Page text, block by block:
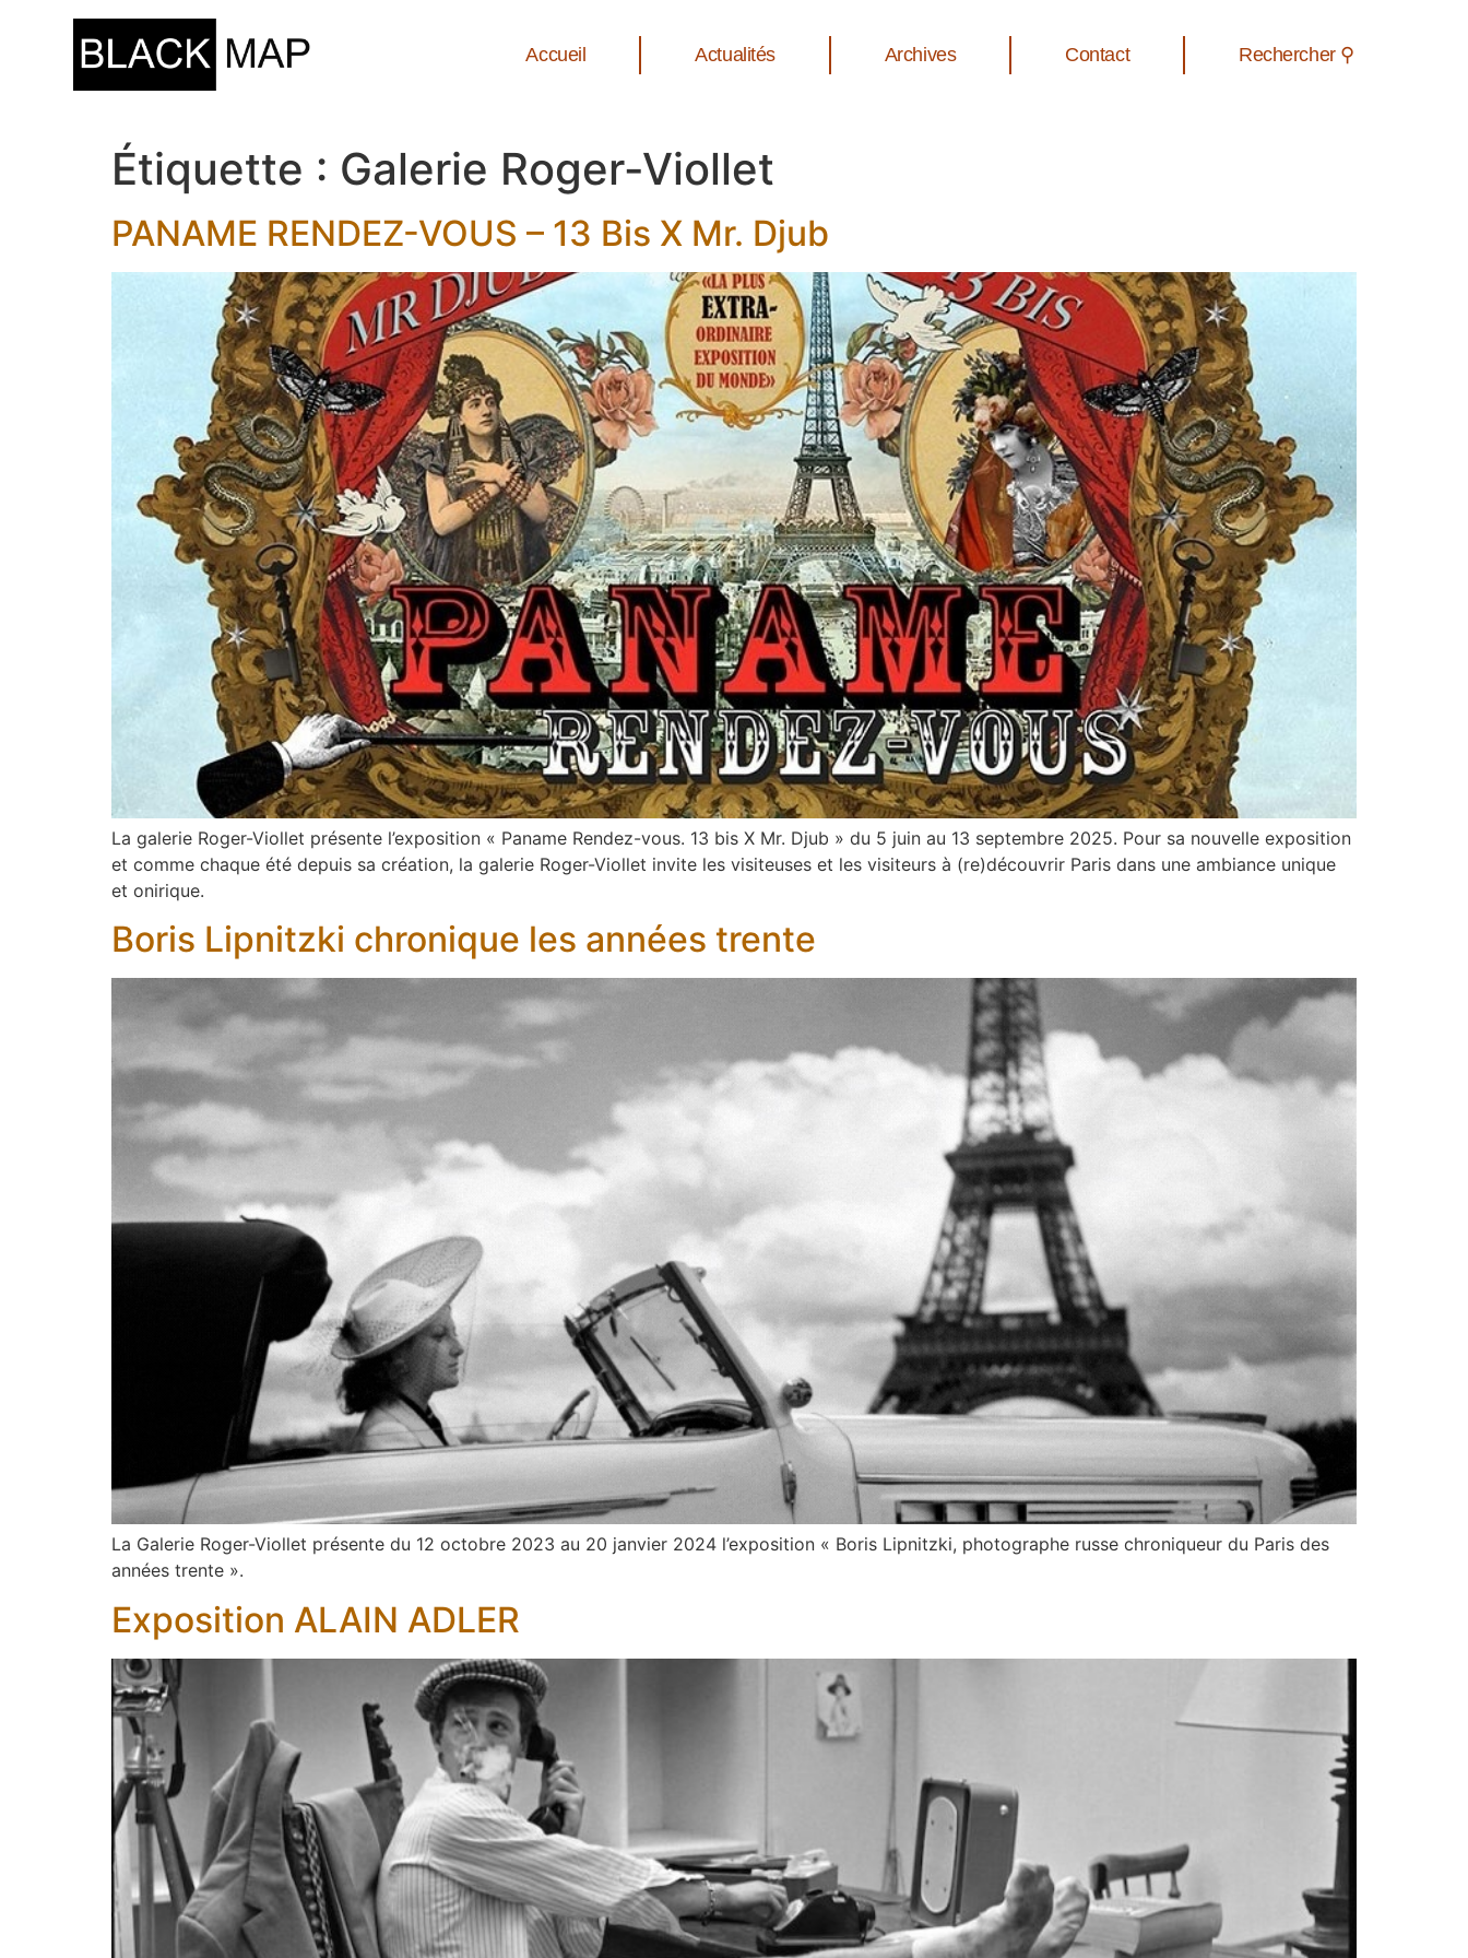
Accueil Actualités Archives Contact Rechercher ⚲
Étiquette : Galerie Roger-Viollet
PANAME RENDEZ-VOUS – 13 Bis X Mr. Djub
La galerie Roger-Viollet présente l’exposition « Paname Rendez-vous. 13 bis X Mr. Djub » du 5 juin au 13 septembre 2025. Pour sa nouvelle exposition
et comme chaque été depuis sa création, la galerie Roger-Viollet invite les visiteuses et les visiteurs à (re)découvrir Paris dans une ambiance unique
et onirique.
Boris Lipnitzki chronique les années trente
La Galerie Roger-Viollet présente du 12 octobre 2023 au 20 janvier 2024 l’exposition « Boris Lipnitzki, photographe russe chroniqueur du Paris des
années trente ».
Exposition ALAIN ADLER